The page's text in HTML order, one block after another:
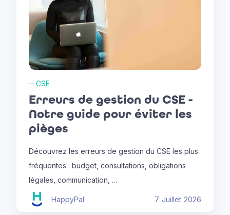
─ CSE
Erreurs de gestion du CSE -
Notre guide pour éviter les
pièges
Découvrez les erreurs de gestion du CSE les plus
fréquentes : budget, consultations, obligations
légales, communication, …
HappyPal 7 Juillet 2026